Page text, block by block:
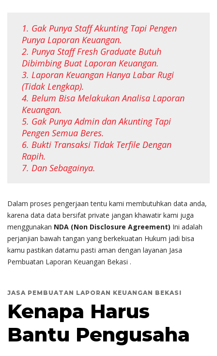
1. Gak Punya Staff Akunting Tapi Pengen
Punya Laporan Keuangan.
2. Punya Staff Fresh Graduate Butuh
Dibimbing Buat Laporan Keuangan.
3. Laporan Keuangan Hanya Labar Rugi
(Tidak Lengkap).
4. Belum Bisa Melakukan Analisa Laporan
Keuangan.
5. Gak Punya Admin dan Akunting Tapi
Pengen Semua Beres.
6. Bukti Transaksi Tidak Terfile Dengan
Rapih.
7. Dan Sebagainya.
Dalam proses pengerjaan tentu kami membutuhkan data anda,
karena data data bersifat private jangan khawatir kami juga
menggunakan NDA (Non Disclosure Agreement) Ini adalah
perjanjian bawah tangan yang berkekuatan Hukum jadi bisa
kamu pastikan datamu pasti aman dengan layanan Jasa
Pembuatan Laporan Keuangan Bekasi .
JASA PEMBUATAN LAPORAN KEUANGAN BEKASI
Kenapa Harus
Bantu Pengusaha